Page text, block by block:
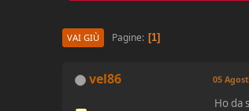
VAI GIÙ Pagine 1
vel86 05
Ho da